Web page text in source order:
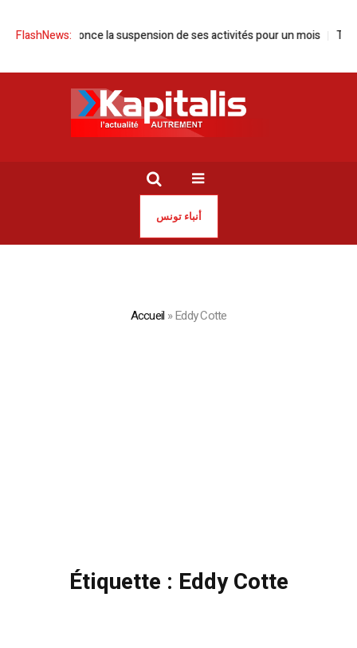
FlashNews:
Tunisie annonce la suspension de ses activités pour un mois
أنباء تونس
Accueil »Eddy Cotte
Étiquette : Eddy Cotte